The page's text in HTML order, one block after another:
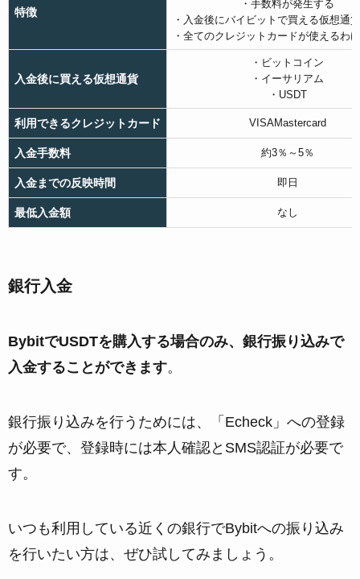
特徴
・手数料が発生する
・入金後にバイビットで買える仮想通
・全てのクレジットカードが使えるわ
入金後に買える仮想通貨
・ビットコイン
・イーサリアム
・USDT
利用できるクレジットカード VISAMastercard
入金手数料 約3％～5％
入金までの反映時間 即日
最低入金額 なし
銀行入金
BybitでUSDTを購入する場合のみ、銀行振り込みで
入金することができます。
銀行振り込みを行うためには、「Echeck」への登録
が必要で、登録時には本人確認とSMS認証が必要で
す。
いつも利用している近くの銀行でBybitへの振り込み
を行いたい方は、ぜひ試してみましょう。